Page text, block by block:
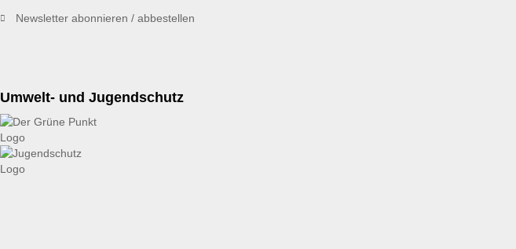
Newsletter abonnieren / abbestellen
Umwelt- und Jugendschutz